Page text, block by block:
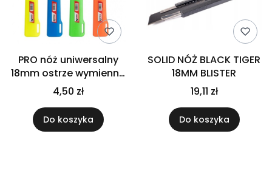
PRO nóż uniwersalny
18mm ostrze wymienne
3-01-08-25-111
4,50 zł
Do koszyka
SOLID NÓŻ BLACK TIGER
18MM BLISTER
19,11 zł
Do koszyka